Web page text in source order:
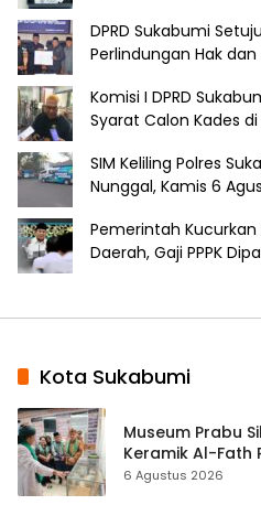
DPRD Sukabumi
Perlindungan Hak
Komisi I DPRD
Syarat Calon Kades di
SIM Keliling Polres
Nunggal, Kamis 6
Pemerintah Kucurkan
Daerah, Gaji PPPK
Kota Sukabumi
Museum Prabu
Keramik Al-Fath
Hampir 500
6 Agustus 2026